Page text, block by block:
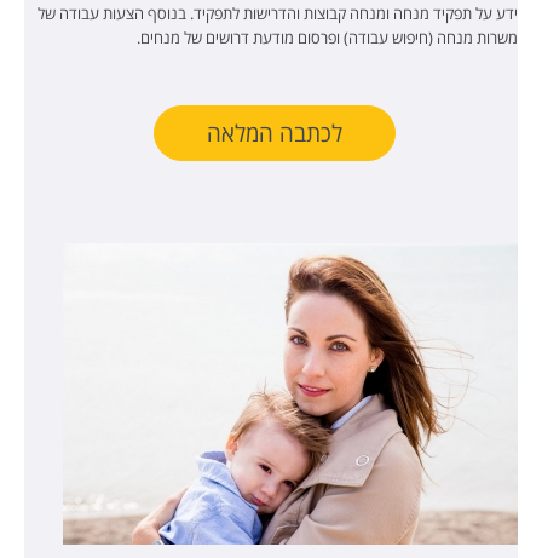
ידע על תפקיד מנחה ומנחה קבוצות והדרישות לתפקיד. בנוסף הצעות עבודה של
משרות מנחה (חיפוש עבודה) ופרסום מודעת דרושים של מנחים.
לכתבה המלאה